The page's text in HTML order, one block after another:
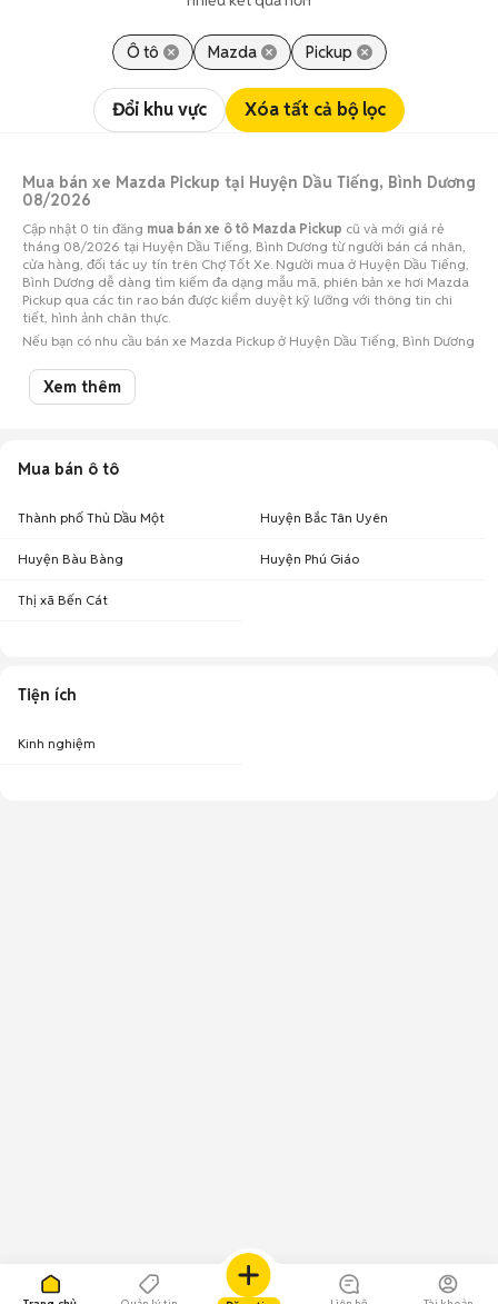
Ô tô Mazda Pickup
Đổi khu vực Xóa tất cả bộ lọc
Mua bán xe Mazda Pickup tại Huyện Dầu Tiếng, Bình Dương
08/2026
Cập nhật 0 tin đăng mua bán xe ô tô Mazda Pickup cũ và mới giá rẻ
tháng 08/2026 tại Huyện Dầu Tiếng, Bình Dương từ người bán cá nhân,
cửa hàng, đối tác uy tín trên Chợ Tốt Xe. Người mua ở Huyện Dầu Tiếng,
Bình Dương dễ dàng tìm kiếm đa dạng mẫu mã, phiên bản xe hơi Mazda
Pickup qua các tin rao bán được kiểm duyệt kỹ lưỡng với thông tin chi
tiết, hình ảnh chân thực.
Nếu bạn có nhu cầu bán xe Mazda Pickup ở Huyện Dầu Tiếng, Bình Dương
người mua oto tiềm năng!
Xem thêm
Mua bán ô tô
Thành phố Thủ Dầu Một Huyện Bắc Tân Uyên
Huyện Bàu Bàng Huyện Phú Giáo
Thị xã Bến Cát
Tiện ích
Kinh nghiệm